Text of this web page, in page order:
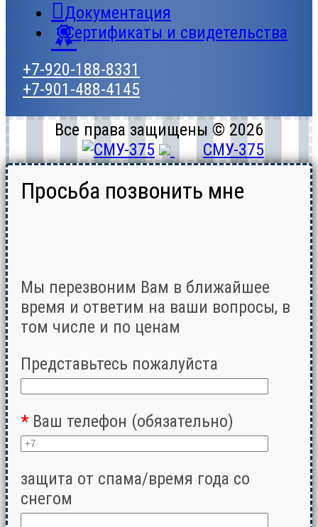
Документация
Сертификаты и свидетельства
+7-920-188-8331
+7-901-488-4145
Все права защищены © 2026
СМУ-375
Просьба позвонить мне
Мы перезвоним Вам в ближайшее
время и ответим на ваши вопросы, в
том числе и по ценам
Представьтесь пожалуйста
* Ваш телефон (обязательно)
защита от спама/время года со
снегом